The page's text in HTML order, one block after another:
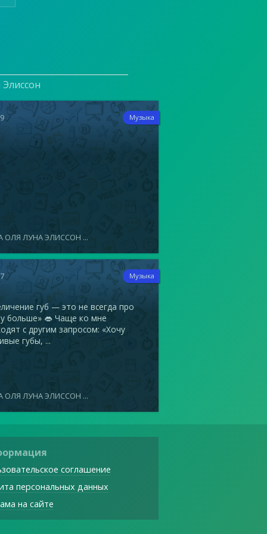
Музыка
ОЛЯ ЛУНА ЭЛИССОН ...
Музыка
губ — это не всегда про
больше» 👄 Чаще ко мне
с другим запросом: «Хочу
губы, ...
ОЛЯ ЛУНА ЭЛИССОН ...
соглашение
персональных данных
на сайте